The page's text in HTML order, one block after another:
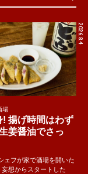
2026.8.4
場
! 揚げ時間はわず
姜醤油でさっ
ェフが家で酒場を開いた
妄想からスタートした